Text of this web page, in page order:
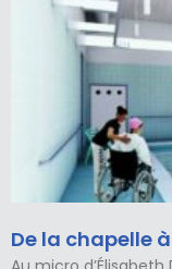
De la chapelle